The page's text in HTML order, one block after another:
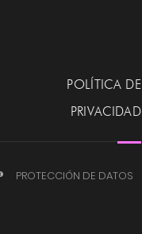
POLÍTICA DE
PRIVACIDAD
PROTECCIÓN DE DATOS